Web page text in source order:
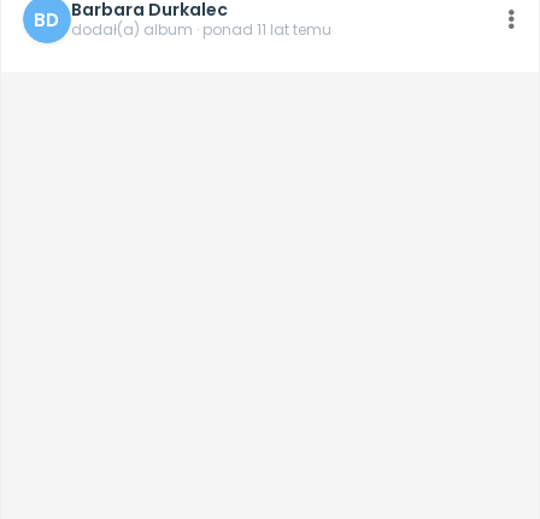
BD Barbara Durkalec
dodał(a) album · ponad 11 lat temu